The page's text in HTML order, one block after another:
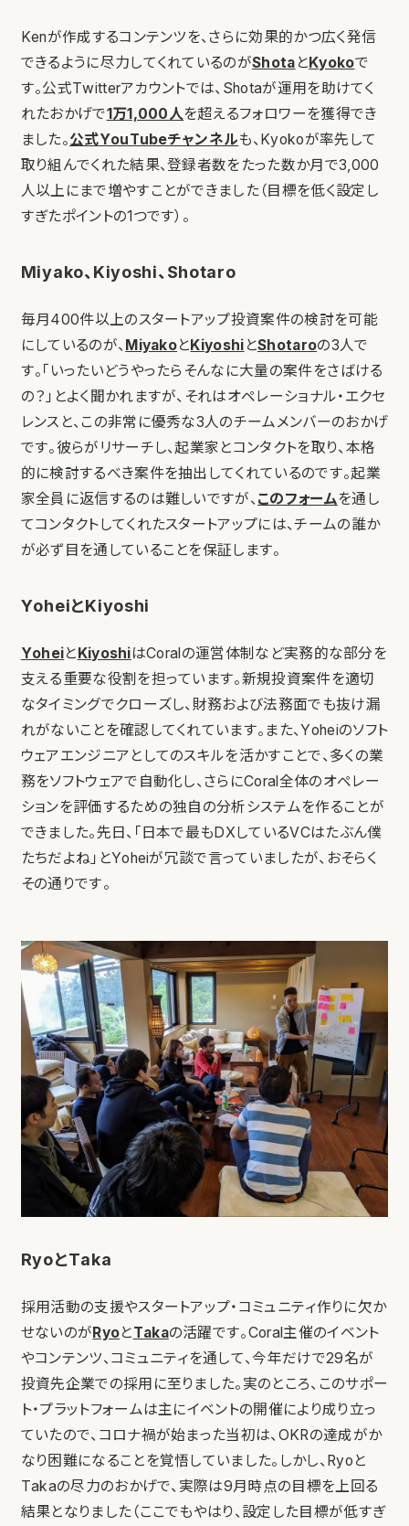
Kenが作成するコンテンツを、さらに効果的かつ広く発信
できるように尽力してくれているのがShota と Kyokoで
す。公式Twitterアカウントでは、Shotaが運用を助けてく
れたおかげで1万1,000人を超えるフォロワーを獲得でき
ました。公式YouTubeチャンネルも、Kyokoが率先して
取り組んでくれた結果、登録者数をたった数か月で3,000
人以上にまで増やすことができました（目標を低く設定し
すぎたポイントの1つです）。
Miyako、Kiyoshi、Shotaro
毎月400件以上のスタートアップ投資案件の検討を可能
にしているのが、 Miyakoと Kiyoshi とShotaroの3人で
す。「いったいどうやったらそんなに大量の案件をさばける
の？」とよく聞かれますが、それはオペレーショナル・エクセ
レンスと、この非常に優秀な3人のチームメンバーのおかげ
です。彼らがリサーチし、起業家とコンタクトを取り、本格
的に検討するべき案件を抽出してくれているのです。起業
家全員に返信するのは難しいですが、 このフォームを通し
てコンタクトしてくれたスタートアップには、チームの誰か
が必ず目を通していることを保証します。
YoheiとKiyoshi
Yoheiと KiyoshiはCoralの運営体制など実務的な部分を
支える重要な役割を担っています。新規投資案件を適切
なタイミングでクローズし、財務および法務面でも抜け漏
れがないことを確認してくれています。また、Yoheiのソフト
ウェアエンジニアとしてのスキルを活かすことで、多くの業
務をソフトウェアで自動化し、さらにCoral全体のオペレー
ションを評価するための独自の分析システムを作ることが
できました。先日、「日本で最もDXしているVCはたぶん僕
たちだよね」とYoheiが冗談で言っていましたが、おそらく
その通りです。
RyoとTaka
採用活動の支援やスタートアップ・コミュニティ作りに欠か
せないのがRyoとTakaの活躍です。Coral主催のイベント
やコンテンツ、コミュニティを通して、今年だけで29名が
投資先企業での採用に至りました。実のところ、このサポー
ト・プラットフォームは主にイベントの開催により成り立っ
ていたので、コロナ禍が始まった当初は、OKRの達成がか
なり困難になることを覚悟していました。しかし、Ryoと
Takaの尽力のおかげで、実際は9月時点の目標を上回る
結果となりました（ここでもやはり、設定した目標が低すぎ